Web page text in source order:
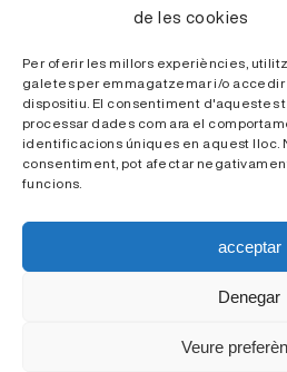
de les cookies
Per oferir les millors experiències,
galetes per emmagatzemar i/o accedir
dispositiu. El consentiment d'aquestes
processar dades com ara el
identificacions úniques en aquest lloc.
consentiment, pot afectar
funcions.
acceptar
Denegar
Veure
Gestió del coneixement
Àrea Privada
© ICS Camp de Tarragona -